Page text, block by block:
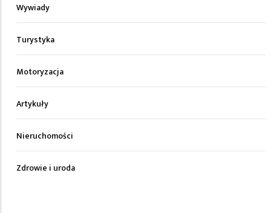
Wywiady
Turystyka
Motoryzacja
Artykuły
Nieruchomości
Zdrowie i uroda